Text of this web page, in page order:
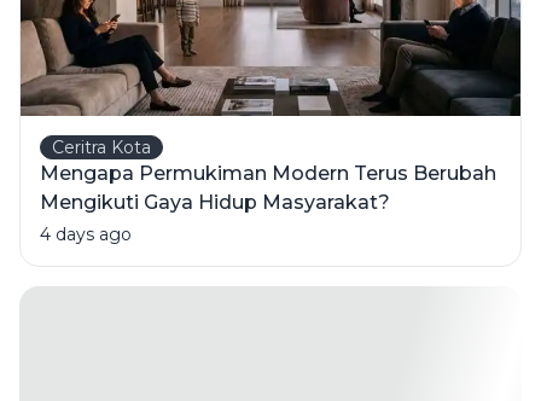
Ceritra Kota
Mengapa Permukiman Modern Terus Berubah
Mengikuti Gaya Hidup Masyarakat?
4 days ago